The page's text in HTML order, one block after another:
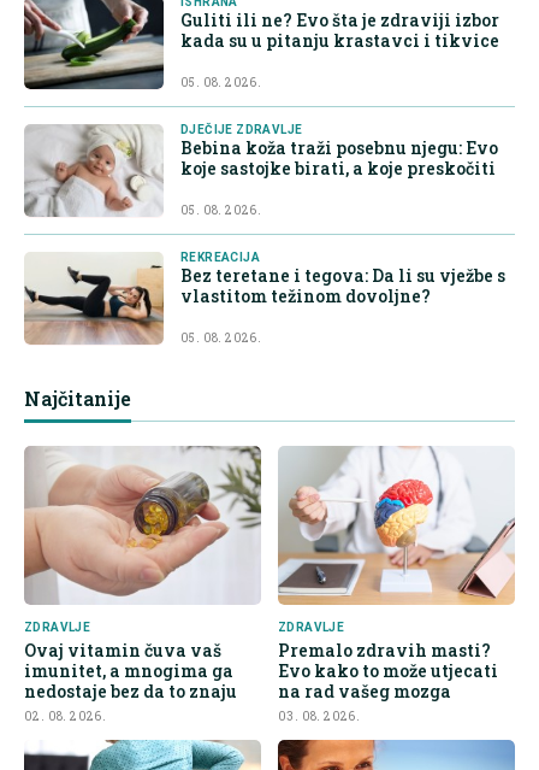
Guliti ili ne? Evo šta je zdraviji izbor
kada su u pitanju krastavci i tikvice
05. 08. 2026.
DJEČIJE ZDRAVLJE
Bebina koža traži posebnu njegu: Evo
koje sastojke birati, a koje preskočiti
05. 08. 2026.
REKREACIJA
Bez teretane i tegova: Da li su vježbe s
vlastitom težinom dovoljne?
05. 08. 2026.
Najčitanije
ZDRAVLJE
Ovaj vitamin čuva vaš
imunitet, a mnogima ga
nedostaje bez da to znaju
02. 08. 2026.
ZDRAVLJE
Premalo zdravih masti?
Evo kako to može utjecati
na rad vašeg mozga
03. 08. 2026.